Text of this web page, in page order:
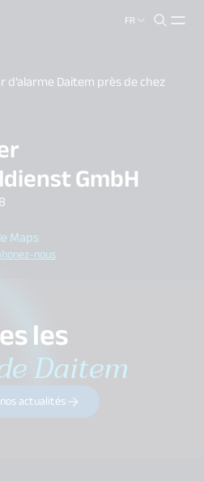
FR
Daitem près de chez
GmbH
Maps
nous
les
Daitem
actualités